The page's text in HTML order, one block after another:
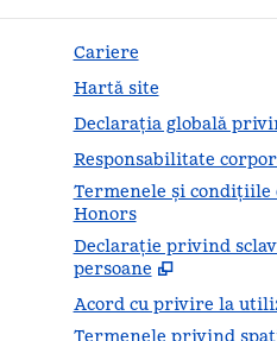
Cariere
Hartă site
Declarația globală
Responsabilitate
Termenele și
Honors
Declarație privind
persoane
Acord cu privire la
Termenele privind